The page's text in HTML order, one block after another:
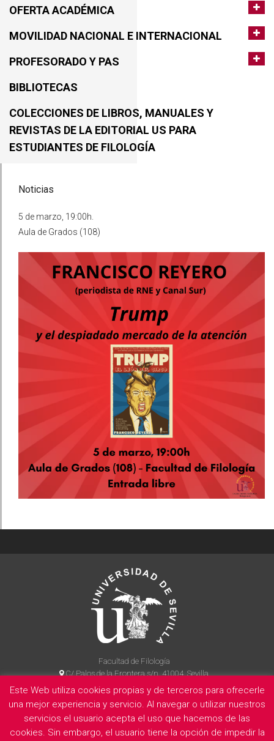
OFERTA ACADÉMICA
MOVILIDAD NACIONAL E INTERNACIONAL
PROFESORADO Y PAS
BIBLIOTECAS
COLECCIONES DE LIBROS, MANUALES Y
REVISTAS DE LA EDITORIAL US PARA
ESTUDIANTES DE FILOLOGÍA
Noticias
5 de marzo, 19:00h.
Aula de Grados (108)
Facultad de Filología
C/ Palos de la Frontera s/n, 41004, Sevilla
954 55 14 90
La Facultad Información legal Politica de privacidad Cookies
Este Web utiliza cookies propias y de terceros para ofrecerle
una mejor experiencia y servicio. Al navegar o utilizar nuestros
servicios el usuario acepta el uso que hacemos de las
cookies. Sin embargo, el usuario tiene la opción de impedir la